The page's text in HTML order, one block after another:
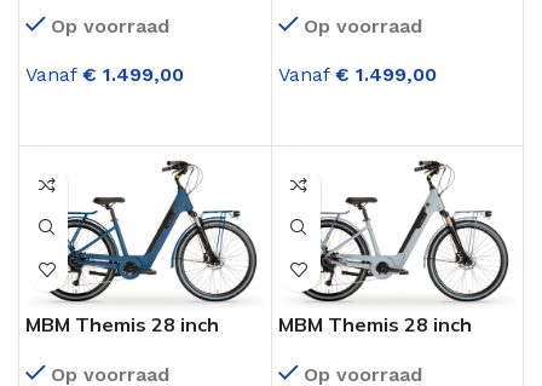
GrijsOp voorraad
Vanaf € 1.499,00
Op voorraad
Vanaf € 1.499,00
MBM Themis 28 inch
Op voorraad
MBM Themis 28 inch
GrijsOp voorraad